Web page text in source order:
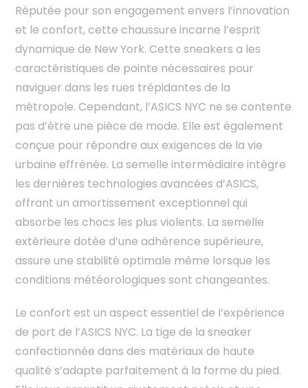
Réputée pour son engagement envers l’innovation
et le confort, cette chaussure incarne l’esprit
dynamique de New York. Cette sneakers a les
caractéristiques de pointe nécessaires pour
naviguer dans les rues trépidantes de la
métropole. Cependant, l’ASICS NYC ne se contente
pas d’être une pièce de mode. Elle est également
conçue pour répondre aux exigences de la vie
urbaine effrénée. La semelle intermédiaire intègre
les dernières technologies avancées d’ASICS,
offrant un amortissement exceptionnel qui
absorbe les chocs les plus violents. La semelle
extérieure dotée d’une adhérence supérieure,
assure une stabilité optimale même lorsque les
conditions météorologiques sont changeantes.
Le confort est un aspect essentiel de l’expérience
de port de l’ASICS NYC. La tige de la sneaker
confectionnée dans des matériaux de haute
qualité s’adapte parfaitement à la forme du pied.